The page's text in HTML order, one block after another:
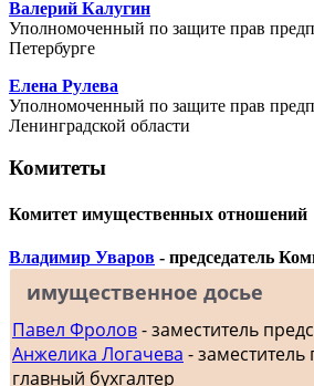
Валерий Калугин
Уполномоченный по защите прав
Петербурге
Елена Рулева
Уполномоченный по защите прав
Ленинградской области
Комитеты
Комитет имущественных отношений
Владимир Уваров - председатель
имущественное досье
Павел Фролов- заместитель
Анжелика Логачева - заместитель
главный бухгалтер